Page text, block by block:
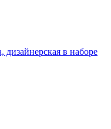
дизайнерская в наборе